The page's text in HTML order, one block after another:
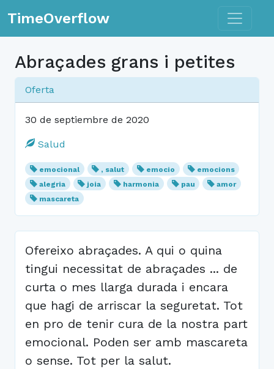
TimeOverflow Toggle
Abraçades grans i petites
Oferta
30 de septiembre de 2020
Salud
emocional , salut emocio
emocions
alegria
joia harmonia pau
amor
mascareta
Ofereixo abraçades. A qui o quina
tingui necessitat de abraçades ... de
curta o mes llarga durada i encara
que hagi de arriscar la seguretat. Tot
en pro de tenir cura de la nostra part
emocional. Poden ser amb mascareta
o sense. Tot per la salut.